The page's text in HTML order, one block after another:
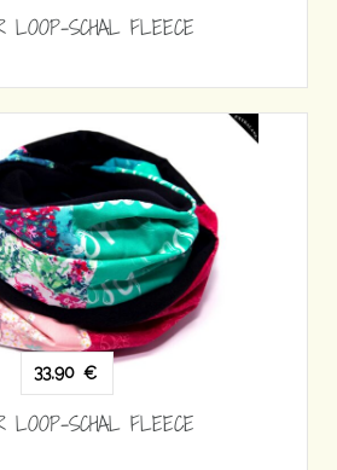
LOOP-SCHAL FLEECE
33,90 €
LOOP-SCHAL FLEECE